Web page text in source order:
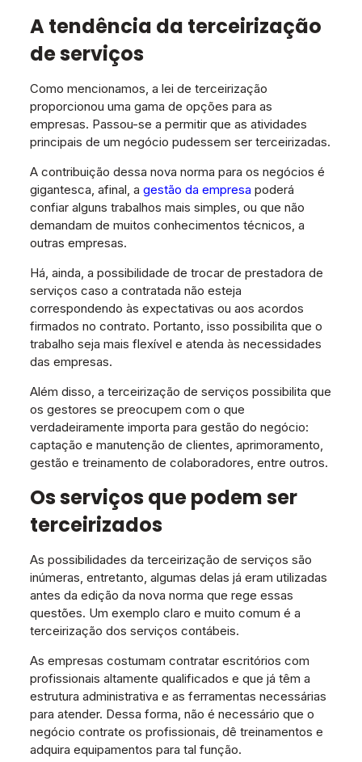
A tendência da terceirização
de serviços
Como mencionamos, a lei de terceirização
proporcionou uma gama de opções para as
empresas. Passou-se a permitir que as atividades
principais de um negócio pudessem ser terceirizadas.
A contribuição dessa nova norma para os negócios é
gigantesca, afinal, a gestão da empresa poderá
confiar alguns trabalhos mais simples, ou que não
demandam de muitos conhecimentos técnicos, a
outras empresas.
Há, ainda, a possibilidade de trocar de prestadora de
serviços caso a contratada não esteja
correspondendo às expectativas ou aos acordos
firmados no contrato. Portanto, isso possibilita que o
trabalho seja mais flexível e atenda às necessidades
das empresas.
Além disso, a terceirização de serviços possibilita que
os gestores se preocupem com o que
verdadeiramente importa para gestão do negócio:
captação e manutenção de clientes, aprimoramento,
gestão e treinamento de colaboradores, entre outros.
Os serviços que podem ser
terceirizados
As possibilidades da terceirização de serviços são
inúmeras, entretanto, algumas delas já eram utilizadas
antes da edição da nova norma que rege essas
questões. Um exemplo claro e muito comum é a
terceirização dos serviços contábeis.
As empresas costumam contratar escritórios com
profissionais altamente qualificados e que já têm a
estrutura administrativa e as ferramentas necessárias
para atender. Dessa forma, não é necessário que o
negócio contrate os profissionais, dê treinamentos e
adquira equipamentos para tal função.